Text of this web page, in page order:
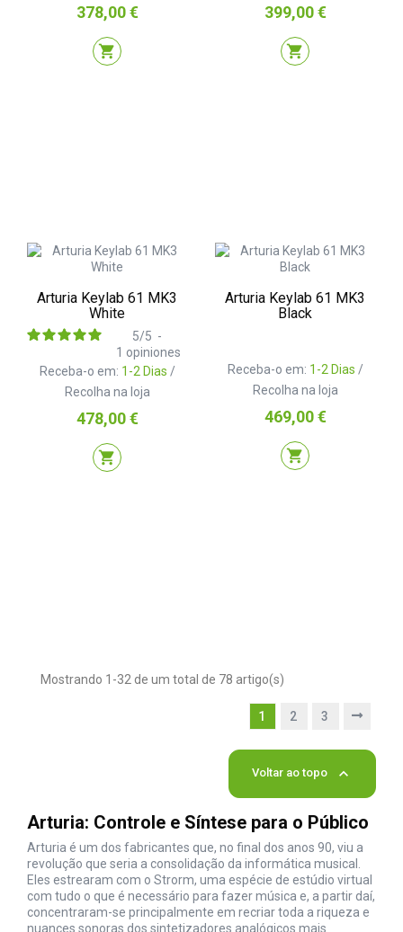
Preço
378,00 €
shopping_cart
Preço
399,00 €
shopping_cart
Arturia Keylab 61 MK3
White
Receba-o em: 1-2 Dias /
Recolha na loja
5/5 -
1 opiniones
Preço
478,00 €
shopping_cart
Arturia Keylab 61 MK3
Black
Receba-o em: 1-2 Dias /
Recolha na loja
Preço
469,00 €
shopping_cart
Mostrando 1-32 de um total de 78 artigo(s)
1 2 3
Voltar ao topo 
Arturia: Controle e Síntese para o Público
Arturia é um dos fabricantes que, no final dos anos 90, viu a
revolução que seria a consolidação da informática musical.
Eles estrearam com o Strorm, uma espécie de estúdio virtual
com tudo o que é necessário para fazer música e, a partir daí,
concentraram-se principalmente em recriar toda a riqueza e
nuances sonoras dos sintetizadores analógicos mais